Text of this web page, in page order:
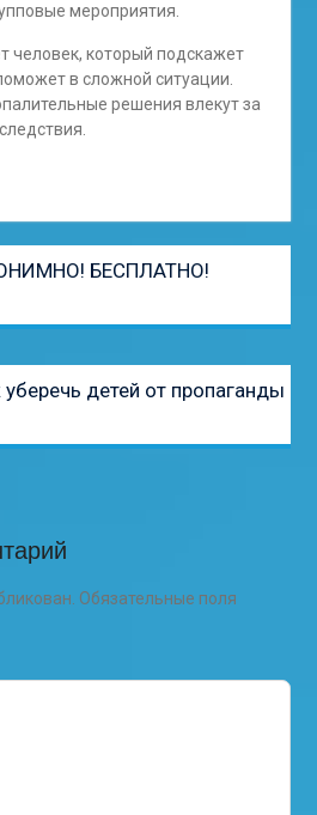
мероприятия.
человек, который подскажет
в сложной ситуации.
решения влекут за
БЕСПЛАТНО!
уберечь детей от пропаганды
Обязательные поля